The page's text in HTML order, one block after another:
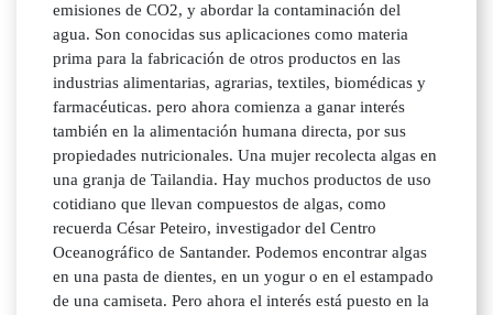
emisiones de CO2, y abordar la contaminación del
agua. Son conocidas sus aplicaciones como materia
prima para la fabricación de otros productos en las
industrias alimentarias, agrarias, textiles, biomédicas y
farmacéuticas. pero ahora comienza a ganar interés
también en la alimentación humana directa, por sus
propiedades nutricionales. Una mujer recolecta algas en
una granja de Tailandia. Hay muchos productos de uso
cotidiano que llevan compuestos de algas, como
recuerda César Peteiro, investigador del Centro
Oceanográfico de Santander. Podemos encontrar algas
en una pasta de dientes, en un yogur o en el estampado
de una camiseta. Pero ahora el interés está puesto en la